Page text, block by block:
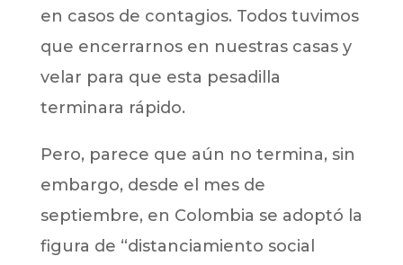
en casos de contagios. Todos tuvimos
que encerrarnos en nuestras casas y
velar para que esta pesadilla
terminara rápido.
Pero, parece que aún no termina, sin
embargo, desde el mes de
septiembre, en Colombia se adoptó la
figura de “distanciamiento social